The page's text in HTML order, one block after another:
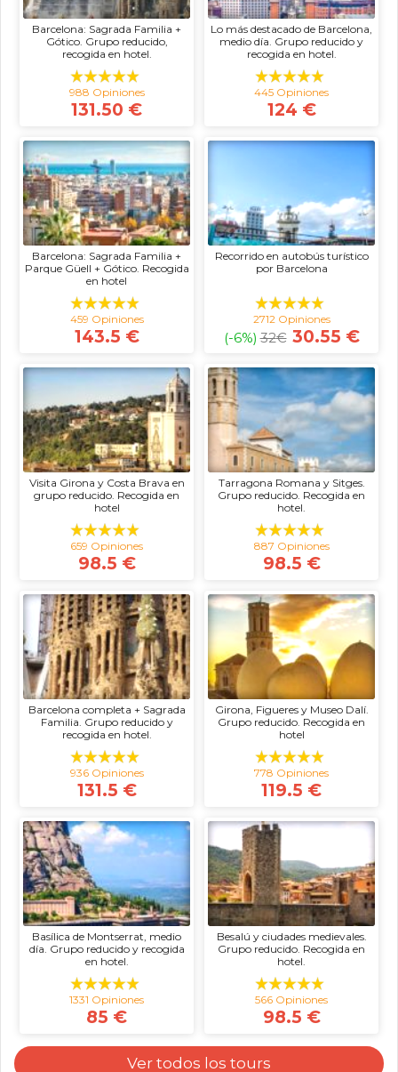
Barcelona: Sagrada Familia +
Gótico. Grupo reducido,
recogida en hotel.
988 Opiniones
131.50 €
Lo más destacado de Barcelona,
medio día. Grupo reducido y
recogida en hotel.
445 Opiniones
124 €
Barcelona: Sagrada Familia +
Parque Güell + Gótico. Recogida
en hotel
459 Opiniones
143.5 €
Recorrido en autobús turístico
por Barcelona
2712 Opiniones
(-6%) 32€ 30.55 €
Visita Girona y Costa Brava en
grupo reducido. Recogida en
hotel
659 Opiniones
98.5 €
Tarragona Romana y Sitges.
Grupo reducido. Recogida en
hotel.
887 Opiniones
98.5 €
Barcelona completa + Sagrada
Familia. Grupo reducido y
recogida en hotel.
936 Opiniones
131.5 €
Girona, Figueres y Museo Dalí.
Grupo reducido. Recogida en
hotel
778 Opiniones
119.5 €
Basílica de Montserrat, medio
día. Grupo reducido y recogida
en hotel.
1331 Opiniones
85 €
Besalú y ciudades medievales.
Grupo reducido. Recogida en
hotel.
566 Opiniones
98.5 €
Ver todos los tours